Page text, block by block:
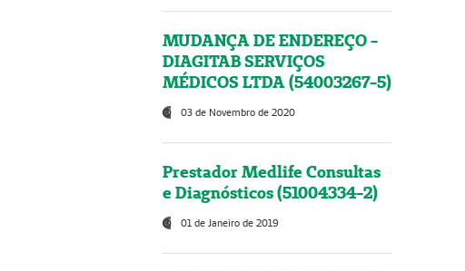
MUDANÇA DE ENDEREÇO -
DIAGITAB SERVIÇOS
MÉDICOS LTDA (54003267-5)
03 de Novembro de 2020
Prestador Medlife Consultas
e Diagnósticos (51004334-2)
01 de Janeiro de 2019